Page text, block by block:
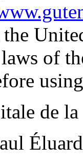
of
de
Éluard